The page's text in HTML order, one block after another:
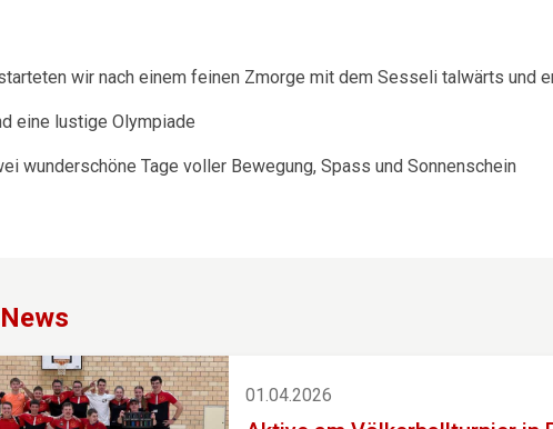
wir nach einem feinen Zmorge mit dem Sesseli talwärts und
eine lustige Olympiade
wunderschöne Tage voller Bewegung, Spass und Sonnenschein
01.04.2026